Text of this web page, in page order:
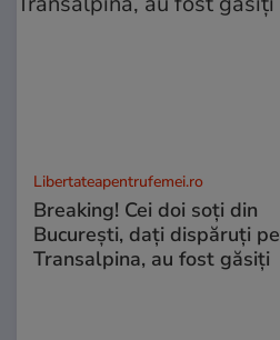
Libertateapentrufemei.ro
Breaking! Cei doi soți din
București, dați dispăruți pe
Transalpina, au fost găsiți